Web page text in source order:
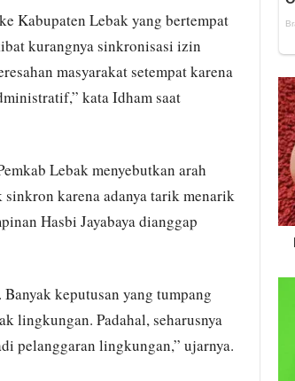
Kabupaten Lebak yang bertempat
kurangnya sinkronisasi izin
masyarakat setempat karena
kata Idham saat
Lebak menyebutkan arah
karena adanya tarik menarik
Hasbi Jayabaya dianggap
keputusan yang tumpang
lingkungan. Padahal, seharusnya
pelanggaran lingkungan,” ujarnya.